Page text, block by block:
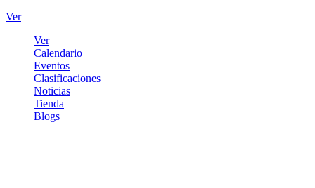
Ver
Ver
Calendario
Eventos
Clasificaciones
Noticias
Tienda
Blogs